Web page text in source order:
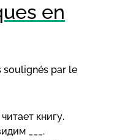
en
soulignés par le
книгу.
___.